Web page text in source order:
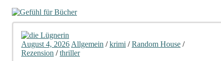
August 4, 2026 Allgemein /krimi /Random House /
Rezension /thriller